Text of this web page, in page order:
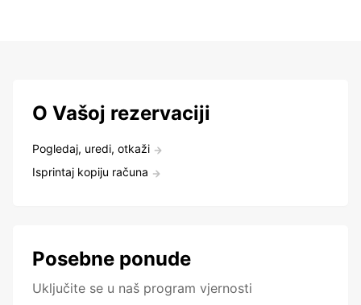
O Vašoj rezervaciji
Pogledaj, uredi, otkaži
Isprintaj kopiju računa
Posebne ponude
Uključite se u naš program vjernosti